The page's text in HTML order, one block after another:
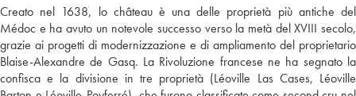
Creato nel 1638, lo château è una delle proprietà più antiche del
Médoc e ha avuto un notevole successo verso la metà del XVIII secolo,
grazie ai progetti di modernizzazione e di ampliamento del proprietario
Blaise-Alexandre de Gasq. La Rivoluzione francese ne ha segnato la
confisca e la divisione in tre proprietà (Léoville Las Cases, Léoville